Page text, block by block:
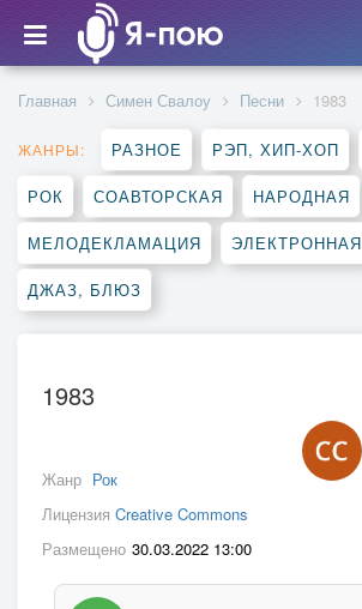
Главная Симен Свалоу Песни 1983
ЖАНРЫ: РАЗНОЕ РЭП, ХИП-ХОП
РОК СОАВТОРСКАЯ НАРОДНАЯ
МЕЛОДЕКЛАМАЦИЯ ЭЛЕКТРОННАЯ
ДЖАЗ, БЛЮЗ
1983
Жанр Рок
Лицензия Creative Commons
Размещено 30.03.2022 13:00